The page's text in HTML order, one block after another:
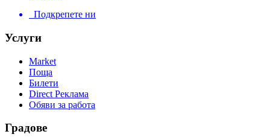
Подкрепете ни
Услуги
Market
Поща
Билети
Direct Реклама
Обяви за работа
Градове